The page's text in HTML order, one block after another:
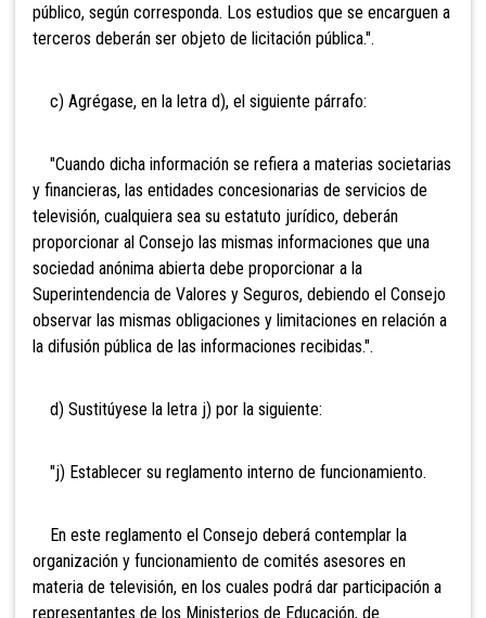
público, según corresponda. Los estudios que se encarguen a
terceros deberán ser objeto de licitación pública.".
c) Agrégase, en la letra d), el siguiente párrafo:
"Cuando dicha información se refiera a materias societarias
y financieras, las entidades concesionarias de servicios de
televisión, cualquiera sea su estatuto jurídico, deberán
proporcionar al Consejo las mismas informaciones que una
sociedad anónima abierta debe proporcionar a la
Superintendencia de Valores y Seguros, debiendo el Consejo
observar las mismas obligaciones y limitaciones en relación a
la difusión pública de las informaciones recibidas.".
d) Sustitúyese la letra j) por la siguiente:
"j) Establecer su reglamento interno de funcionamiento.
En este reglamento el Consejo deberá contemplar la
organización y funcionamiento de comités asesores en
materia de televisión, en los cuales podrá dar participación a
representantes de los Ministerios de Educación, de